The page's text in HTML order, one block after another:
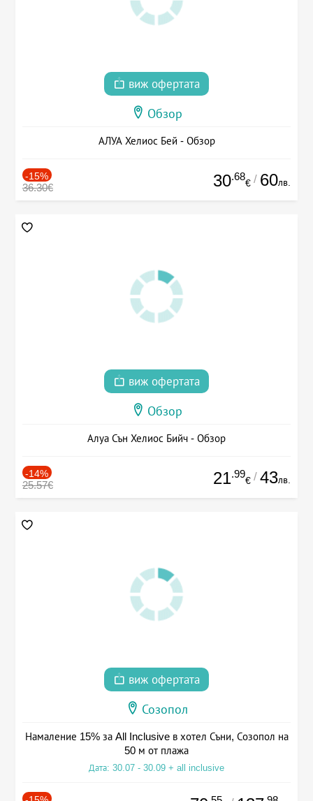
виж офертата
Обзор
АЛУА Хелиос Бей - Обзор
-15%
36.30€ 30.68
€ / 60лв.
виж офертата
Обзор
Алуа Сън Хелиос Бийч - Обзор
-14%
25.57€ 21.99
€ / 43лв.
виж офертата
Созопол
Намаление 15% за All Inclusive в хотел Съни, Созопол на
50 м от плажа
Дата: 30.07 - 30.09 + all inclusive